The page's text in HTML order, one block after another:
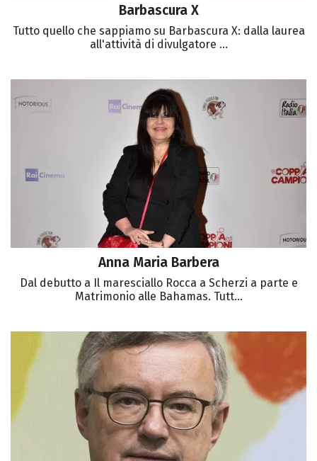
Barbascura X
Tutto quello che sappiamo su Barbascura X: dalla laurea
all'attività di divulgatore ...
Anna Maria Barbera
Dal debutto a Il maresciallo Rocca a Scherzi a parte e
Matrimonio alle Bahamas. Tutt...